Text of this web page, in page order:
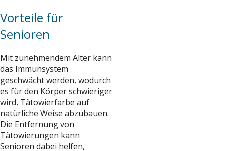
Vorteile für
Senioren
Mit zunehmendem Alter kann
das Immunsystem
geschwächt werden, wodurch
es für den Körper schwieriger
wird, Tätowierfarbe auf
natürliche Weise abzubauen.
Die Entfernung von
Tätowierungen kann
Senioren dabei helfen,